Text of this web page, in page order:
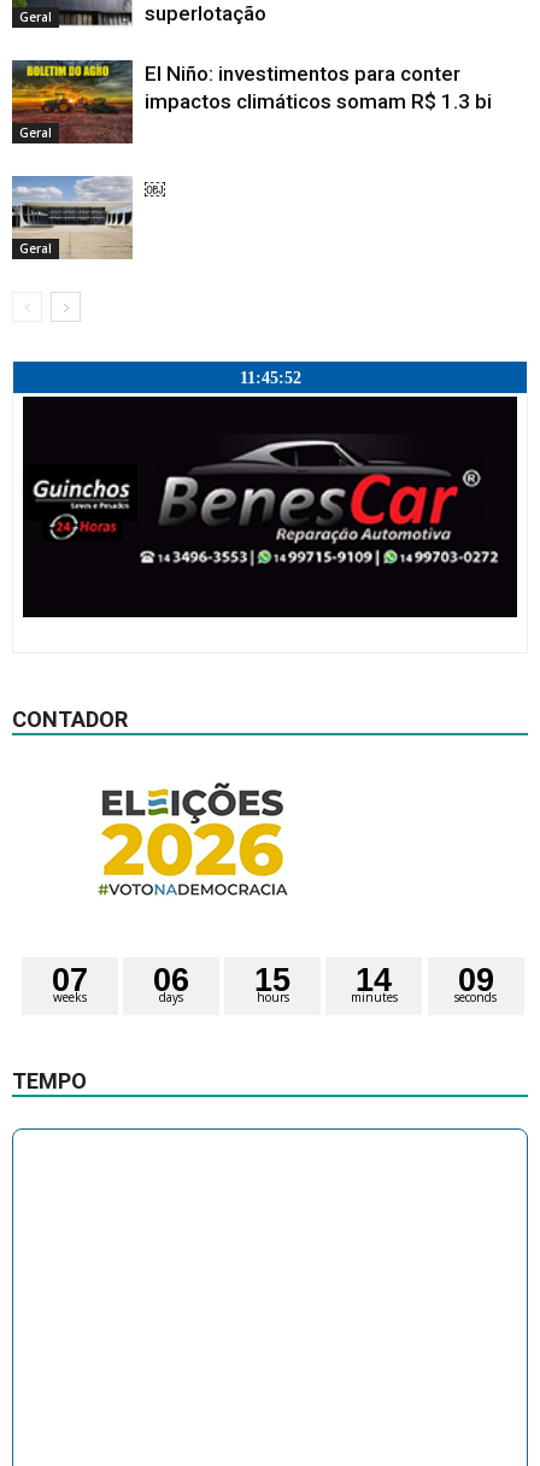
Geral superlotação
Geral
El Niño: investimentos para conter
impactos climáticos somam R$ 1.3 bi
Geral
￼
11:45:53
CONTADOR
weeks
07 days
06 hours
15 minutes
14 seconds
09
TEMPO